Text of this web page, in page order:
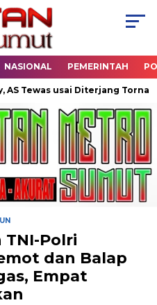
NASIONAL PEMERINTAH
usai Diterjang Tornado Dahsyat
Polri
dan Balap
Empat